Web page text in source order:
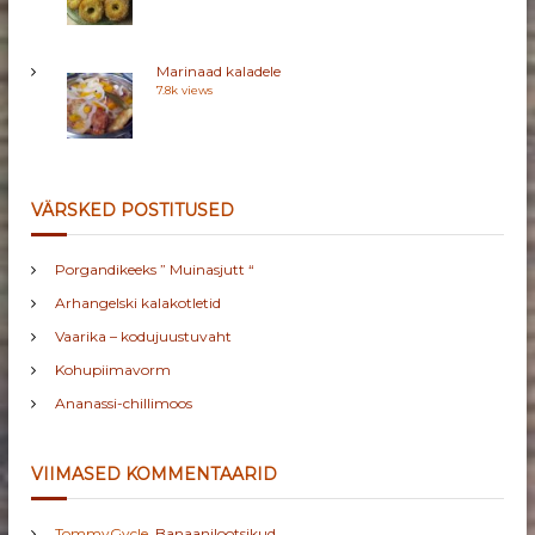
Marinaad kaladele
7.8k views
VÄRSKED POSTITUSED
Porgandikeeks ” Muinasjutt “
Arhangelski kalakotletid
Vaarika – kodujuustuvaht
Kohupiimavorm
Ananassi-chillimoos
VIIMASED KOMMENTAARID